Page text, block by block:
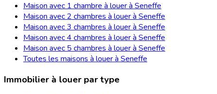
Maison avec 1 chambre à louer à Seneffe
Maison avec 2 chambres à louer à Seneffe
Maison avec 3 chambres à louer à Seneffe
Maison avec 4 chambres à louer à Seneffe
Maison avec 5 chambres à louer à Seneffe
Toutes les maisons à louer à Seneffe
Immobilier à louer par type